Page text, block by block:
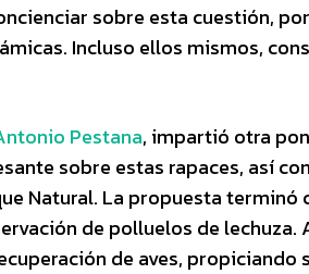
sobre esta cuestión,
Incluso ellos mismos,
Pestana, impartió otra
sobre estas rapaces, así
Natural. La propuesta
de polluelos de lechuza.
de aves,